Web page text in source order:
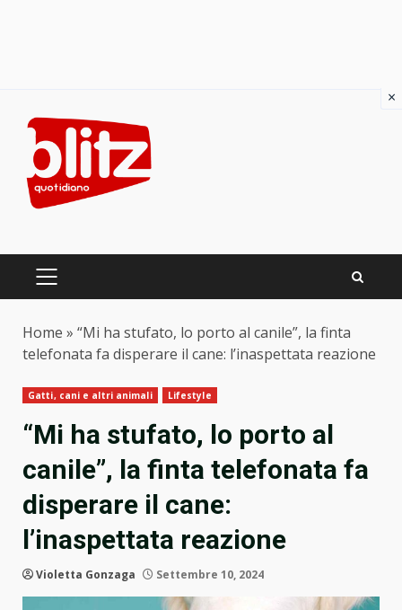
content
PRIMARY
Home » “Mi ha stufato, lo porto al canile”, la finta
telefonata fa disperare il cane: l’inaspettata reazione
Gatti, cani e altri animali Lifestyle
“Mi ha stufato, lo porto al
canile”, la finta telefonata fa
disperare il cane:
l’inaspettata reazione
Violetta Gonzaga Settembre 10, 2024
×